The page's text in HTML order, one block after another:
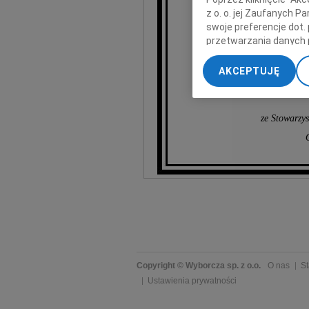
ze
Copyright © Wyborcza sp. z o.o. O nas
Ustawienia prywatności
z o. o. jej Zaufanych
swoje preferencje dot.
przetwarzania danych
„Ustawienia
My, nasi Zaufani
dokładnych danych
Przechowywanie
treści, badnie
AKCEPTUJĘ